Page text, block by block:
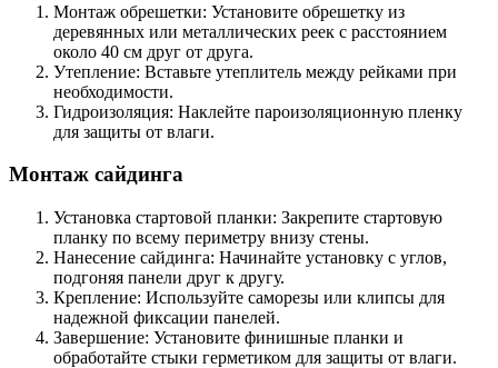
Монтаж обрешетки: Установите обрешетку из
деревянных или металлических реек с расстоянием
около 40 см друг от друга.
Утепление: Вставьте утеплитель между рейками при
необходимости.
Гидроизоляция: Наклейте пароизоляционную пленку
для защиты от влаги.
Монтаж сайдинга
Установка стартовой планки: Закрепите стартовую
планку по всему периметру внизу стены.
Нанесение сайдинга: Начинайте установку с углов,
подгоняя панели друг к другу.
Крепление: Используйте саморезы или клипсы для
надежной фиксации панелей.
Завершение: Установите финишные планки и
обработайте стыки герметиком для защиты от влаги.